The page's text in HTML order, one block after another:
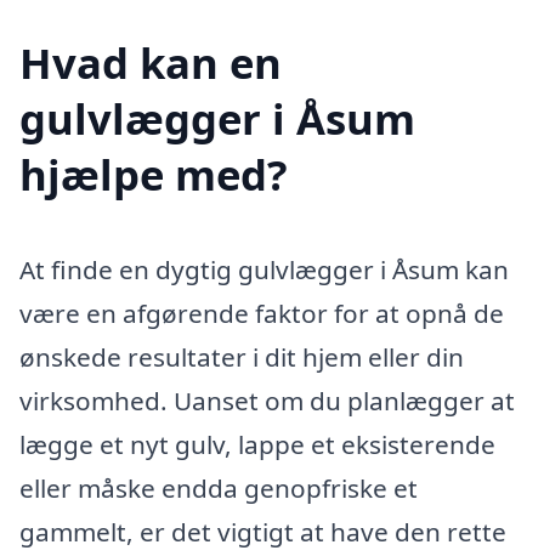
Hvad kan en
gulvlægger i Åsum
hjælpe med?
At finde en dygtig gulvlægger i Åsum kan
være en afgørende faktor for at opnå de
ønskede resultater i dit hjem eller din
virksomhed. Uanset om du planlægger at
lægge et nyt gulv, lappe et eksisterende
eller måske endda genopfriske et
gammelt, er det vigtigt at have den rette